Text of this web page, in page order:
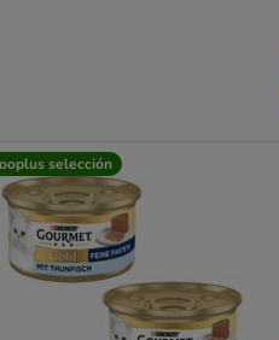
selección